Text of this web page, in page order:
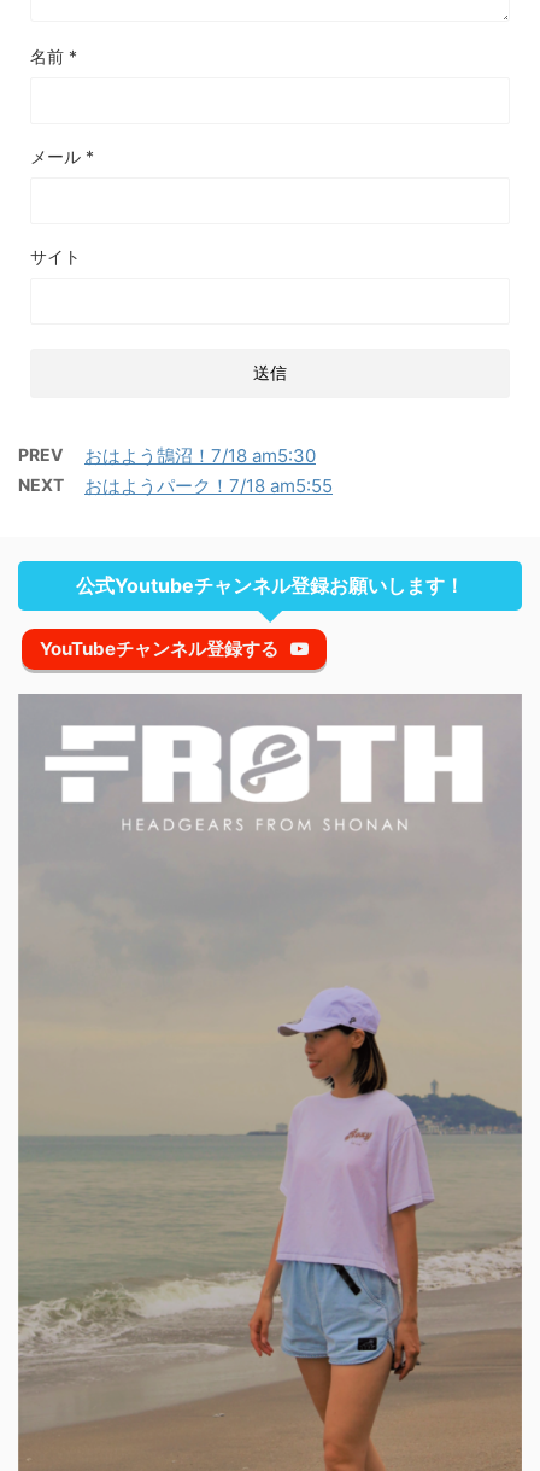
名前 *
メール *
サイト
PREV おはよう鵠沼！7/18 am5:30
NEXT おはようパーク！7/18 am5:55
公式Youtubeチャンネル登録お願いします！
YouTubeチャンネル登録する